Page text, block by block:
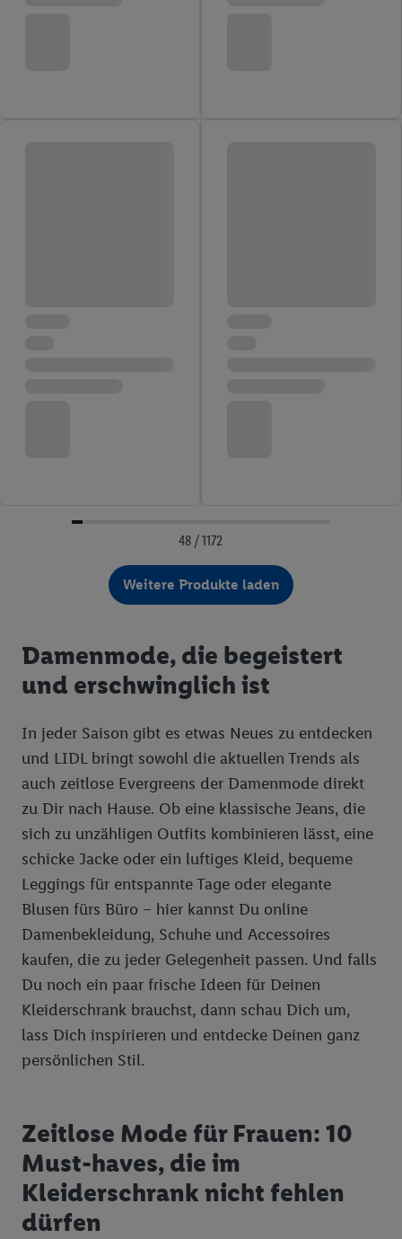
48 / 1172
Weitere Produkte laden
Damenmode, die begeistert
und erschwinglich ist
In jeder Saison gibt es etwas Neues zu entdecken
und LIDL bringt sowohl die aktuellen Trends als
auch zeitlose Evergreens der Damenmode direkt
zu Dir nach Hause. Ob eine klassische Jeans, die
sich zu unzähligen Outfits kombinieren lässt, eine
schicke Jacke oder ein luftiges Kleid, bequeme
Leggings für entspannte Tage oder elegante
Blusen fürs Büro – hier kannst Du online
Damenbekleidung, Schuhe und Accessoires
kaufen, die zu jeder Gelegenheit passen. Und falls
Du noch ein paar frische Ideen für Deinen
Kleiderschrank brauchst, dann schau Dich um,
lass Dich inspirieren und entdecke Deinen ganz
persönlichen Stil.
Zeitlose Mode für Frauen: 10
Must-haves, die im
Kleiderschrank nicht fehlen
dürfen